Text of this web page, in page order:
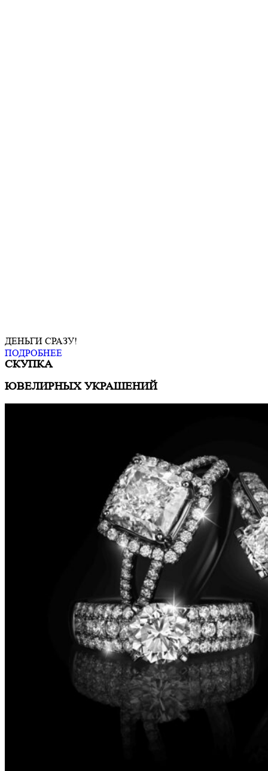
ДЕНЬГИ СРАЗУ!
ПОДРОБНЕЕ
СКУПКА
ЮВЕЛИРНЫХ УКРАШЕНИЙ